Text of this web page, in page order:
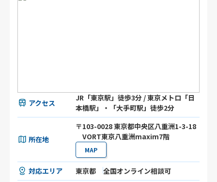
アクセス
JR「東京駅」徒歩3分 / 東京メトロ「日
本橋駅」・「大手町駅」徒歩2分
所在地
〒103-0028 東京都中央区八重洲1-3-18
VORT東京八重洲maxim7階
MAP
対応エリア 東京都 全国オンライン相談可